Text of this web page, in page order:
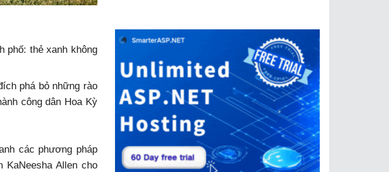
phố: thẻ xanh không
phá bỏ những rào
công dân Hoa Kỳ
các phương pháp
KaNeesha Allen cho